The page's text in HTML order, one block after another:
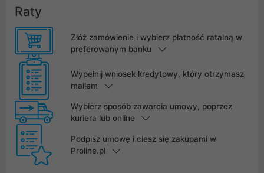
Raty
Złóż zamówienie i wybierz płatność ratalną w
preferowanym banku
Wypełnij wniosek kredytowy, który otrzymasz
mailem
Wybierz sposób zawarcia umowy, poprzez
kuriera lub online
Podpisz umowę i ciesz się zakupami w
Proline.pl